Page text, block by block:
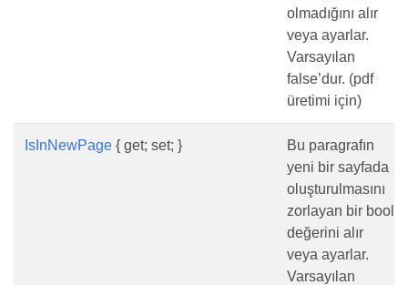
olmadığını alır
veya ayarlar.
Varsayılan
false’dur. (pdf
üretimi için)
IsInNewPage { get; set; }
Bu paragrafın
yeni bir sayfada
oluşturulmasını
zorlayan bir bool
değerini alır
veya ayarlar.
Varsayılan